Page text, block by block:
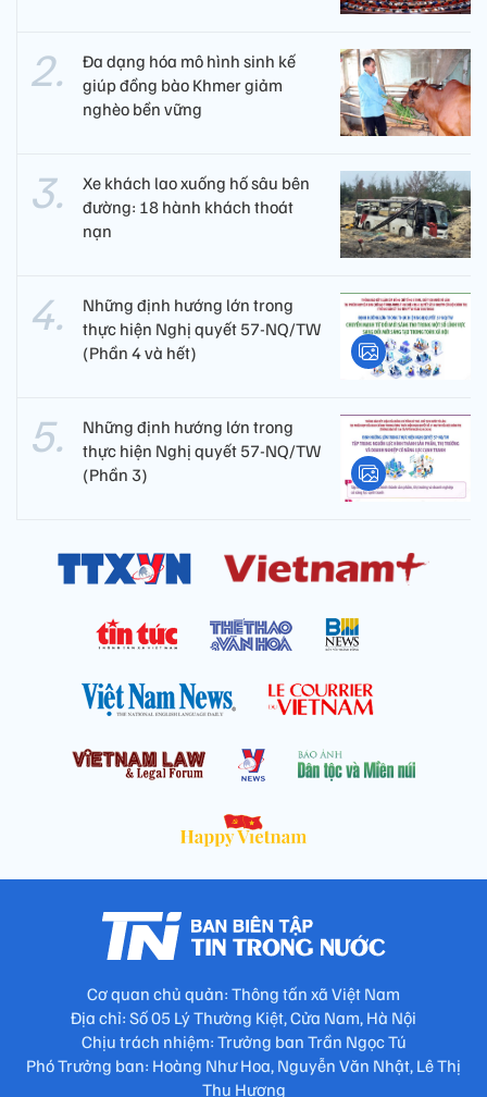
Đa dạng hóa mô hình sinh kế
giúp đồng bào Khmer giảm
nghèo bền vững
Xe khách lao xuống hố sâu bên
đường: 18 hành khách thoát
nạn
Những định hướng lớn trong
thực hiện Nghị quyết 57-NQ/TW
(Phần 4 và hết)
Những định hướng lớn trong
thực hiện Nghị quyết 57-NQ/TW
(Phần 3)
Cơ quan chủ quản: Thông tấn xã Việt Nam
Địa chỉ: Số 05 Lý Thường Kiệt, Cửa Nam, Hà Nội
Chịu trách nhiệm: Trưởng ban Trần Ngọc Tú
Phó Trưởng ban: Hoàng Như Hoa, Nguyễn Văn Nhật, Lê Thị
Thu Hương